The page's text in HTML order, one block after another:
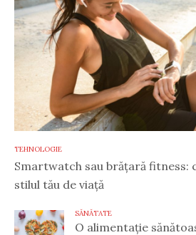
TEHNOLOGIE
Smartwatch sau brățară fitness:
stilul tău de viață
SĂNĂTATE
O alimentație